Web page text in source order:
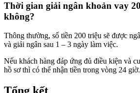
Thời gian giải ngân khoản vay
không?
Thông thường, số tiền 200 triệu sẽ được
và giải ngân sau 1 – 3 ngày làm việc.
Nếu khách hàng đáp ứng đủ điều kiện và
hồ sơ thì có thể nhận tiền trong vòng 24 giờ.